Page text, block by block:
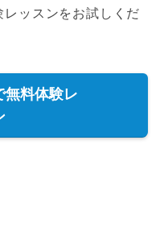
ッスンをお試しくだ
無料体験レ